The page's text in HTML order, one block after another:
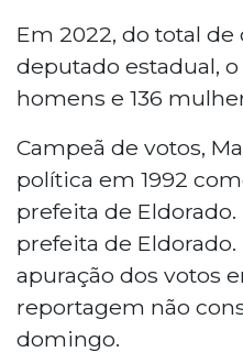
Em 2022, do total de
deputado estadual,
homens e 136
Campeã de votos,
política em 1992
prefeita de
prefeita de
apuração dos votos
reportagem não
domingo.